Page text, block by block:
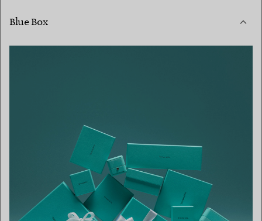
Blue Box